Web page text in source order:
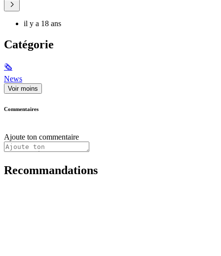
il y a 18 ans
Catégorie
🗞
News
Voir moins
Commentaires
Ajoute ton commentaire
Recommandations